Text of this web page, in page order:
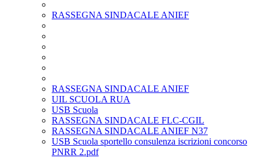
RASSEGNA SINDACALE ANIEF
RASSEGNA SINDACALE ANIEF
UIL SCUOLA RUA
USB Scuola
RASSEGNA SINDACALE FLC-CGIL
RASSEGNA SINDACALE ANIEF N37
USB Scuola sportello consulenza iscrizioni concorso
PNRR 2.pdf